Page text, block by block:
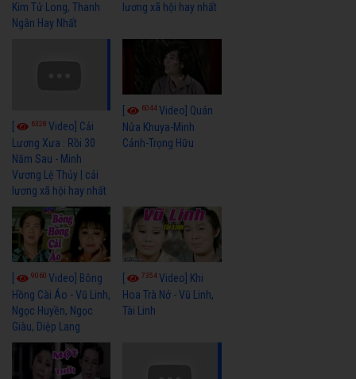
Kim Tử Long, Thanh
Ngân Hay Nhất
lương xã hội hay nhất
6328 Video] Cải
Lương Xưa : Rồi 30
Năm Sau - Minh
Vương Lệ Thủy | cải
lương xã hội hay nhất
6044Video] Quán
Nửa Khuya-Minh
Cảnh-Trọng Hữu
9060 Video] Bông
Hồng Cài Áo - Vũ Linh,
Ngọc Huyền, Ngọc
Giàu, Diệp Lang
7354Video] Khi
Hoa Trà Nở - Vũ Linh,
Tài Linh